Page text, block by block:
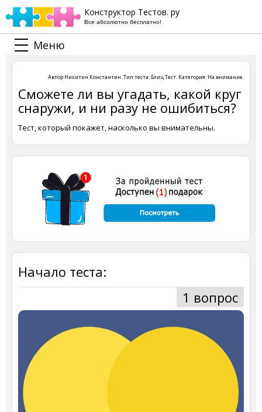
Конструктор Тестов. ру
Все абсолютно бесплатно!
Меню
Автор Никитин Константин. Тип теста: Блиц Тест. Категория: На внимание.
Сможете ли вы угадать, какой круг
снаружи, и ни разу не ошибиться?
Тест, который покажет, насколько вы внимательны.
Начало теста:
1 вопрос